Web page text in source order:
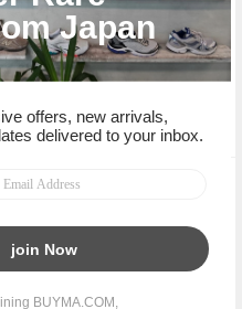
¥6,749送料込
12%OFF ¥7,700
関税負担なし
PERSONAL SHOPPER
likesugi